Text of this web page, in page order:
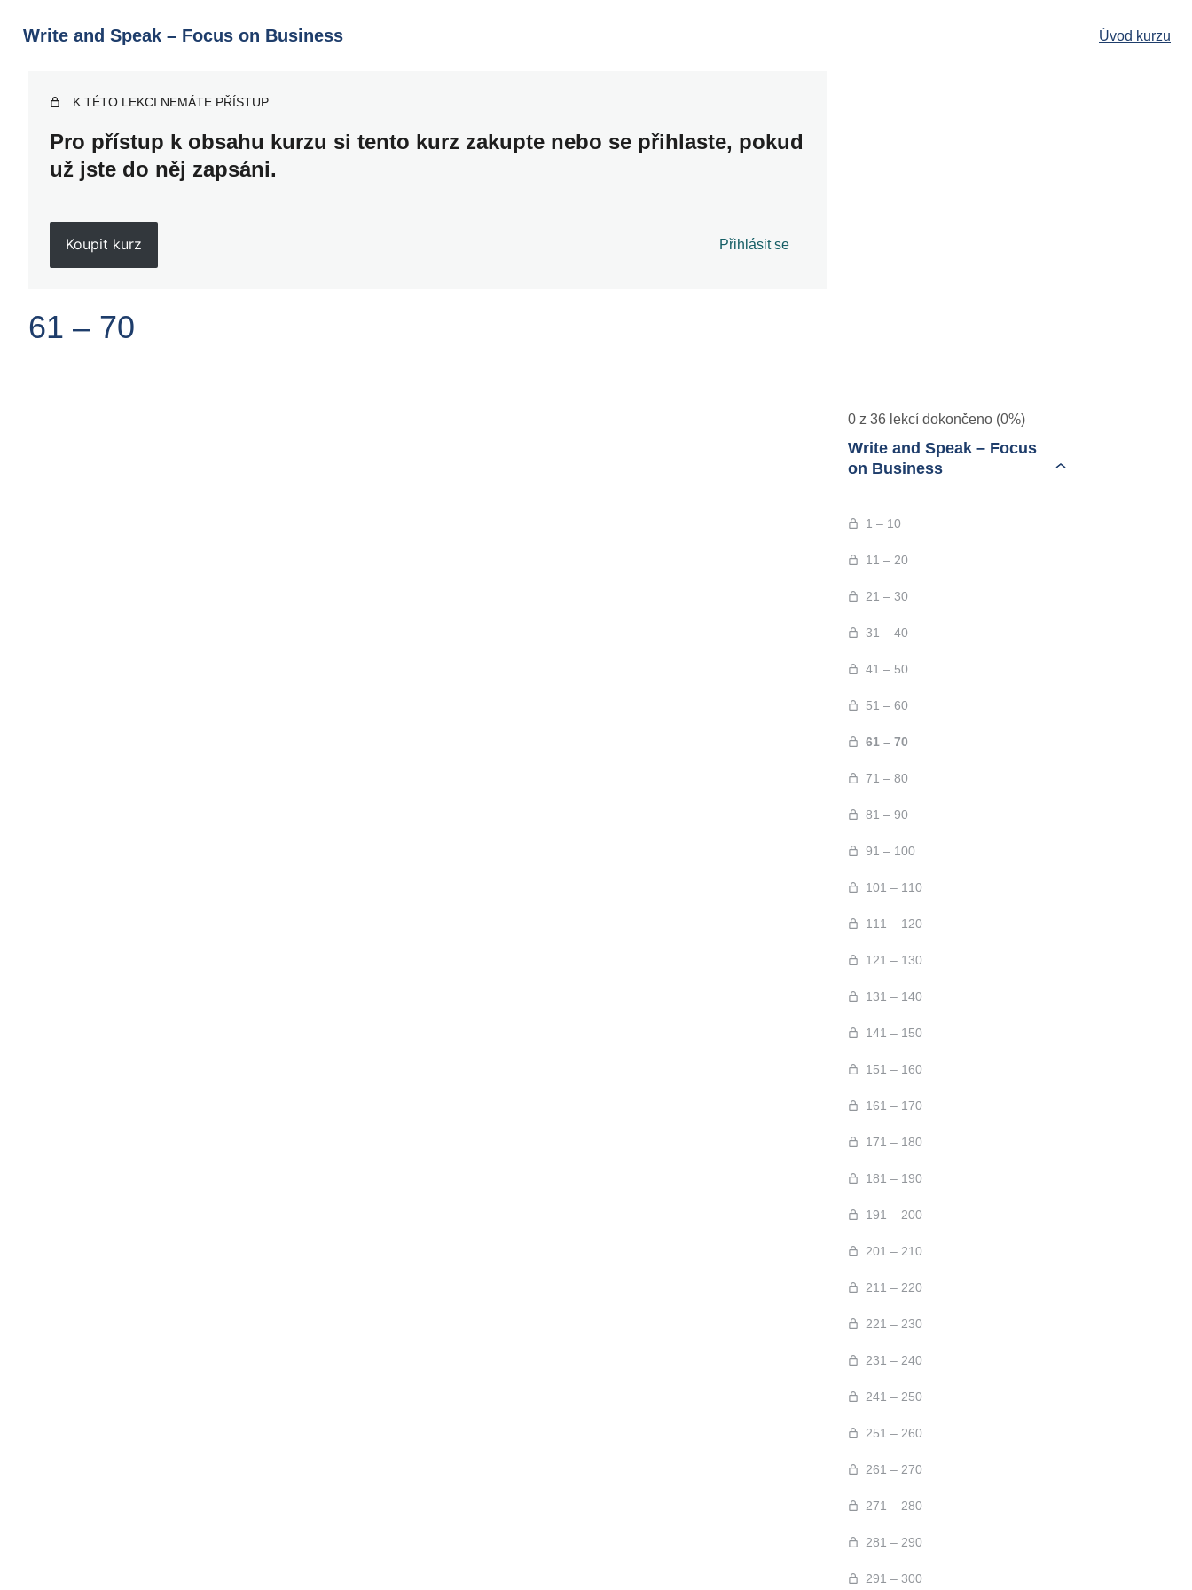
Write and Speak – Focus on Business Úvod kurzu
K TÉTO LEKCI NEMÁTE PŘÍSTUP.
Pro přístup k obsahu kurzu si tento kurz zakupte nebo se přihlaste, pokud
už jste do něj zapsáni.
Koupit kurz Přihlásit se
61 – 70
0 z 36 lekcí dokončeno (0%)
Write and Speak – Focus
on Business
1 – 10
11 – 20
21 – 30
31 – 40
41 – 50
51 – 60
61 – 70
71 – 80
81 – 90
91 – 100
101 – 110
111 – 120
121 – 130
131 – 140
141 – 150
151 – 160
161 – 170
171 – 180
181 – 190
191 – 200
201 – 210
211 – 220
221 – 230
231 – 240
241 – 250
251 – 260
261 – 270
271 – 280
281 – 290
291 – 300